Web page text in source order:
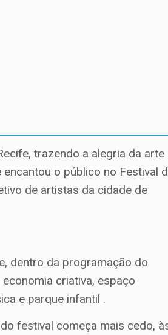
trazendo a alegria da arte
o público no Festival
de artistas da cidade de
dentro da programação do
criativa, espaço
e parque infantil .
festival começa mais cedo,